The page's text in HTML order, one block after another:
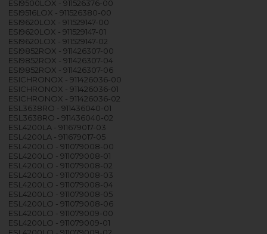
ESI9500LOX - 911526376-00
ESI9516LOX - 911526380-00
ESI9620LOX - 911529147-00
ESI9620LOX - 911529147-01
ESI9620LOX - 911529147-02
ESI9852ROX - 911426307-00
ESI9852ROX - 911426307-04
ESI9852ROX - 911426307-06
ESICHRONOX - 911426036-00
ESICHRONOX - 911426036-01
ESICHRONOX - 911426036-02
ESL3638RO - 911436040-01
ESL3638RO - 911436040-02
ESL4200LA - 911679017-03
ESL4200LA - 911679017-05
ESL4200LO - 911079008-00
ESL4200LO - 911079008-01
ESL4200LO - 911079008-02
ESL4200LO - 911079008-03
ESL4200LO - 911079008-04
ESL4200LO - 911079008-05
ESL4200LO - 911079008-06
ESL4200LO - 911079009-00
ESL4200LO - 911079009-01